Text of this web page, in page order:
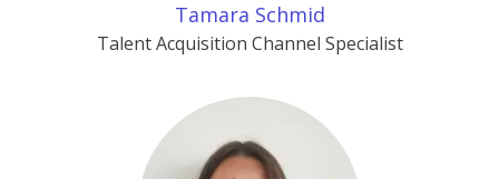
Tamara Schmid
Talent Acquisition Channel Specialist